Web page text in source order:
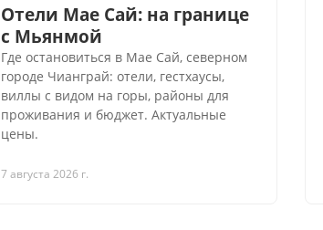
Отели Мае Сай: на границе
с Мьянмой
Где остановиться в Мае Сай, северном
городе Чианграй: отели, гестхаусы,
виллы с видом на горы, районы для
проживания и бюджет. Актуальные
цены.
7 августа 2026 г.